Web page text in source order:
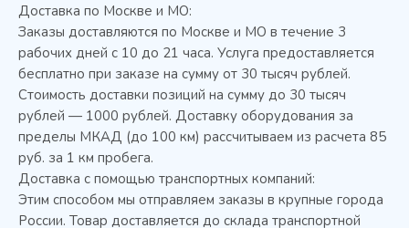
Колода разрубочная КР-5/5
Доставка по Москве и МО:
Заказы доставляются по Москве и МО в течение 3
рабочих дней с 10 до 21 часа. Услуга предоставляется
бесплатно при заказе на сумму от 30 тысяч рублей.
Стоимость доставки позиций на сумму до 30 тысяч
рублей — 1000 рублей. Доставку оборудования за
пределы МКАД (до 100 км) рассчитываем из расчета 85
руб. за 1 км пробега.
Доставка с помощью транспортных компаний:
Этим способом мы отправляем заказы в крупные города
России. Товар доставляется до склада транспортной